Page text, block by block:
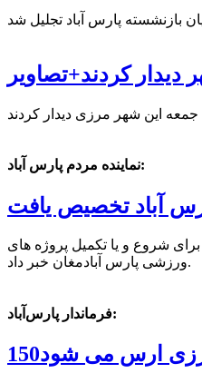
کردند+تصاویر
نماینده مردم پارس آباد:
آباد تخصیص یافت
و 500میلیون ریال اعتبار از محل ماده 180(بودجه در اختیار نماینده ) برای شروع و یا تکمیل پروژه های
ورزشی پارس آبادمغان خبر داد.
فرماندار پارس‌آباد:
مرزی ارس می شود